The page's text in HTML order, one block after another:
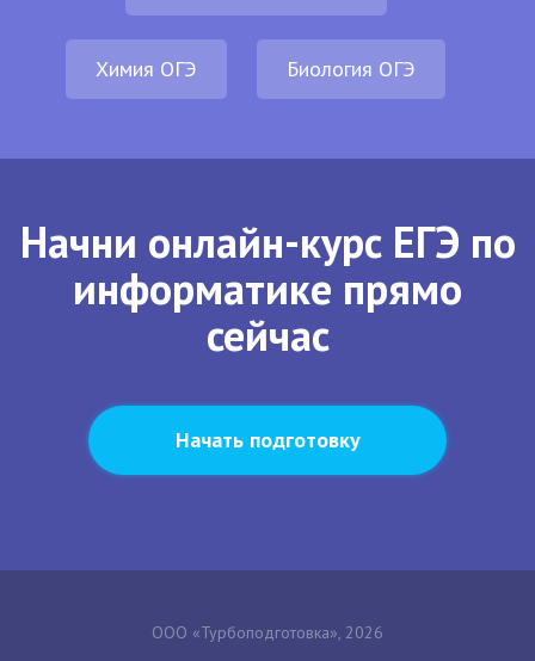
Химия ОГЭ Биология ОГЭ
Начни онлайн-курс ЕГЭ по
информатике прямо
сейчас
Начать подготовку
ООО «Турбоподготовка», 2026